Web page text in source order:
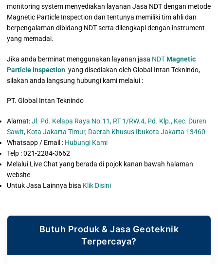
monitoring system menyediakan layanan Jasa NDT dengan metode
Magnetic Particle Inspection dan tentunya memiliki tim ahli dan
berpengalaman dibidang NDT serta dilengkapi dengan instrument
yang memadai.
Jika anda berminat menggunakan layanan jasa NDTMagnetic
Particle Inspection yang disediakan oleh Global Intan Teknindo,
silakan anda langsung hubungi kami melalui :
PT. Global Intan Teknindo
Alamat:Jl. Pd. Kelapa Raya No.11, RT.1/RW.4, Pd. Klp., Kec. Duren
Sawit, Kota Jakarta Timur, Daerah Khusus Ibukota Jakarta 13460
Whatsapp / Email : Hubungi Kami
Telp : 021-2284-3662
Melalui Live Chat yang berada di pojok kanan bawah halaman
website
Untuk Jasa Lainnya bisa Klik Disini
Butuh Produk & Jasa Geoteknik
Terpercaya?